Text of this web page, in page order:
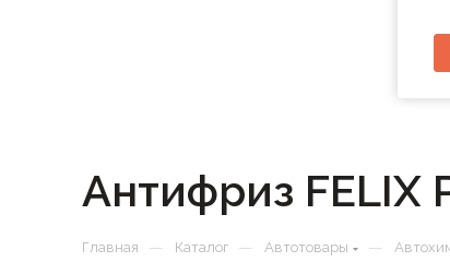
Антифриз FELIX
Главная — Каталог — Автотовары —